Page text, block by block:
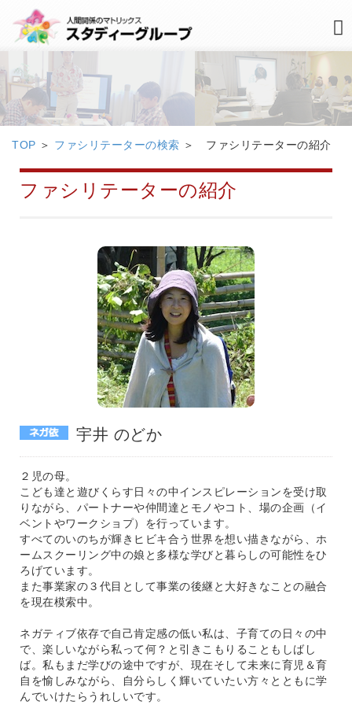
TOP ＞ ファシリテーターの検索 ＞ ファシリテーターの紹介
ファシリテーターの紹介
宇井 のどか
２児の母。
こども達と遊びくらす日々の中インスピレーションを受け取
りながら、パートナーや仲間達とモノやコト、場の企画（イ
ベントやワークショプ）を行っています。
すべてのいのちが輝きヒビキ合う世界を想い描きながら、ホ
ームスクーリング中の娘と多様な学びと暮らしの可能性をひ
ろげています。
また事業家の３代目として事業の後継と大好きなことの融合
を現在模索中。
ネガティブ依存で自己肯定感の低い私は、子育ての日々の中
で、楽しいながら私って何？と引きこもりることもしばし
ば。私もまだ学びの途中ですが、現在そして未来に育児＆育
自を愉しみながら、自分らしく輝いていたい方々とともに学
んでいけたらうれしいです。